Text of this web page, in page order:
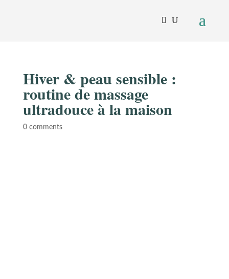
Hiver & peau sensible :
routine de massage
ultradouce à la maison
0 comments